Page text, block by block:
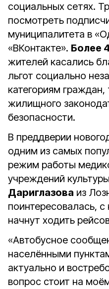
социальных сетях.
посмотреть
муниципалитета в
«ВКонтакте». Более
жителей касались
льгот социально
категориям граждан,
жилищного
безопасности.
В преддверии
одним из самых
режим работы
учреждений
Дариглазова из
поинтересовалась, с
начнут ходить
«Автобусное
населёнными
актуально и
вопрос стоит на